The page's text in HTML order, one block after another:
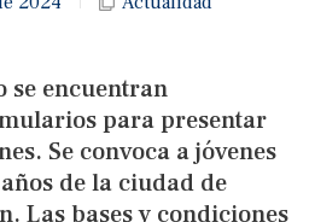
se encuentran
para presentar
Se convoca a jóvenes
de la ciudad de
Las bases y condiciones